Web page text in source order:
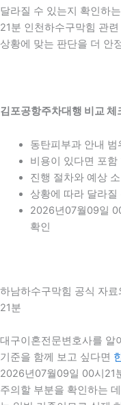
달라질 수 있는지 확인하
21분 인천하수구막힘 관
상황에 맞는 판단을 더 안
김포공항주차대행 비교
동탄피부과 안내
비용이 있다면 포
진행 절차와 예상
상황에 따라 달라질
2026년07월09일
확인
하남하수구막힘 공식 자
21분
대구이혼전문변호사를 알
기준을 함께 보고 싶다면
2026년07월09일 00시21
주의할 부분을 확인하는